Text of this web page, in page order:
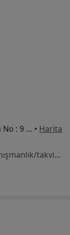
Kızılırmak Mah. Dumlupınar Bulvarı No : 9 YDA Center A3 Kapısı Kat:7 No: 256, Ankara • Harita
Bu uzman ilgili adres için online danışmanlık/takvim sunmuyor.